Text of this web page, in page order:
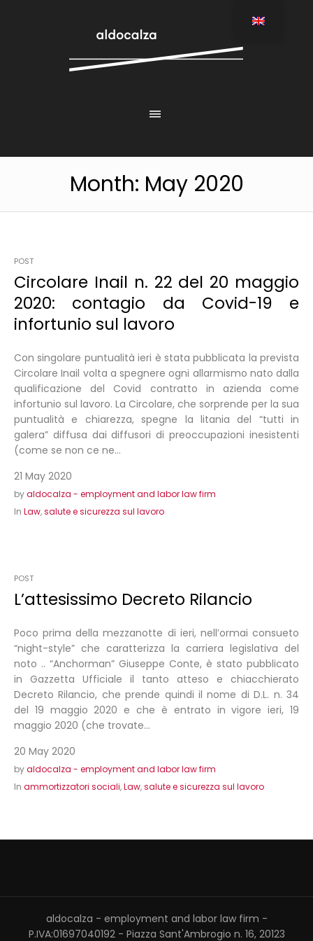
Month: May 2020
POST
Circolare Inail n. 22 del 20 maggio
2020: contagio da Covid-19 e
infortunio sul lavoro
Con singolare puntualità ieri è stata pubblicata la prevista
Circolare Inail volta a spegnere ogni allarmismo nato dalla
qualificazione del Covid contratto in azienda come
infortunio sul lavoro. La Circolare, che sorprende per la sua
puntualità e chiarezza, spegne la litania del “tutti in
galera” diffusa dai diffusori di preoccupazioni inesistenti
(come se non ce ne...
21 May 2020
byaldocalza - employment and labor law firm
In Law,salute e sicurezza sul lavoro
POST
L’attesissimo Decreto Rilancio
Poco prima della mezzanotte di ieri, nell’ormai consueto
“night-style” che caratterizza la carriera legislativa del
noto .. “Anchorman” Giuseppe Conte, è stato pubblicato
in Gazzetta Ufficiale il tanto atteso e chiacchierato
Decreto Rilancio, che prende quindi il nome di D.L. n. 34
del 19 maggio 2020 e che è entrato in vigore ieri, 19
maggio 2020 (che trovate...
20 May 2020
byaldocalza - employment and labor law firm
In ammortizzatori sociali,Law,salute e sicurezza sul lavoro
aldocalza - employment and labor law firm -
P.IVA:01697040192 - Piazza Sant'Ambrogio n. 16, 20123